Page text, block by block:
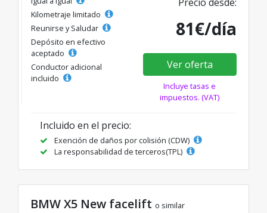
Kilometraje limitado
Reunirse y Saludar
Depósito en efectivo
aceptado
Conductor adicional
incluido
Precio desde:
81€/día
Ver oferta
Incluye tasas e
impuestos. (VAT)
Incluido en el precio:
Exención de daños por colisión (CDW)
La responsabilidad de terceros(TPL)
BMW X5 New facelift o similar